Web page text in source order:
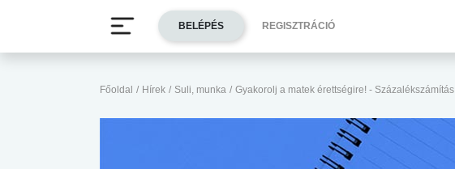
Főoldal / Hírek / Suli, munka / Gyakorolj a matek érettségire! - Százalékszámítás
BELÉPÉS REGISZTRÁCIÓ